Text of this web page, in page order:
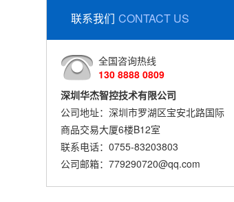
联系我们 CONTACT US
全国咨询热线
130 8888 0809
深圳华杰智控技术有限公司
公司地址：深圳市罗湖区宝安北路国际
商品交易大厦6楼B12室
联系电话：0755-83203803
公司邮箱：779290720@qq.com